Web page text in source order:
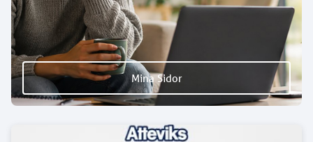
Mina Sidor